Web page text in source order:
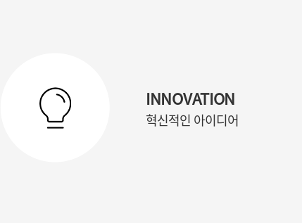
INNOVATION
혁신적인 아이디어